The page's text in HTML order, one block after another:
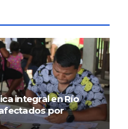
integral en Río
por